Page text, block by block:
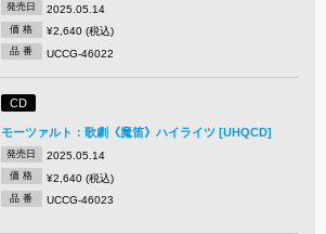
発売日 2025.05.14
価 格 ¥2,640 (税込)
品 番 UCCG-46022
CD
モーツァルト：歌劇《魔笛》ハイライツ [UHQCD]
発売日 2025.05.14
価 格 ¥2,640 (税込)
品 番 UCCG-46023